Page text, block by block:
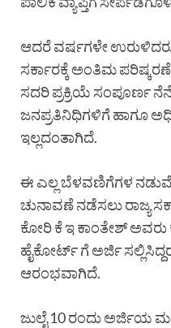
ಆದರೆ ವರ್ಷಗಳೇ
ಸರ್ಕಾರಕ್ಕೆ ಅಂತಿಮ
ಸದರಿ ಪ್ರಕ್ರಿಯೆ ಸಂಪೂರ್ಣ
ಜನಪ್ರತಿನಿಧಿಗಳಿಗೆ ಹಾಗೂ
ಇಲ್ಲದಂತಾಗಿದೆ.
ಈ ಎಲ್ಲ ಬೆಳವಣಿಗೆಗಳ
ಚುನಾವಣೆ ನಡೆಸಲು ರಾಜ್ಯ
ಕೋರಿ ಕೆ ಇ ಕಾಂತೇಶ್ ಅವರು
ಹೈಕೋರ್ಟ್ ಗೆ ಅರ್ಜಿ
ಆರಂಭವಾಗಿದೆ.
ಜುಲೈ 10 ರಂದು ಅರ್ಜಿಯ